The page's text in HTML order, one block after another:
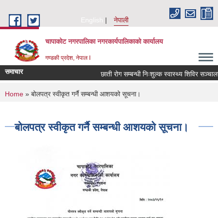
English
नेपाली
चापाकोट नगरपालिका नगरकार्यपालिकाको कार्यालय
गण्डकी प्रदेश, नेपाल I
समाचार छाती रोग सम्बन्धी निःशुल्क स्वास्थ्य शिविर सञ्चालन
You are here
Home » बोलपत्र स्वीकृत गर्नै सम्बन्धी आशयको सूचना।
बोलपत्र स्वीकृत गर्नै सम्बन्धी आशयको सूचना।